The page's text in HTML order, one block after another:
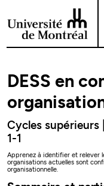
Passer au contenu
DESS en
Cycles supérieurs
1-1
Apprenez à identifier et relever
organisations actuelles sont
organisationnelle.